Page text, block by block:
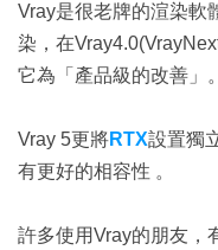
Vray是很老牌的渲染軟
染，在
它為「產品級的改善」。
Vray 5更將RTX設置獨
有更好的相容性 。
許多使用Vray的朋友，